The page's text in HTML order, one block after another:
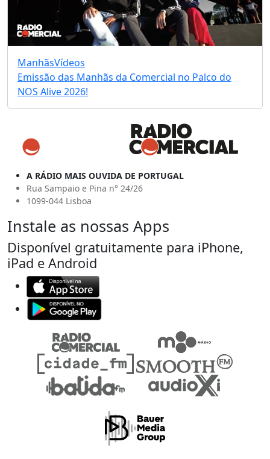
ManhãsVídeos
Emissão das Manhãs da Comercial no Palco do
NOS Alive 2026!
A RÁDIO MAIS OUVIDA DE PORTUGAL
Rua Sampaio e Pina n° 24/26
1099-044 Lisboa
Instale as nossas Apps
Disponível gratuitamente para iPhone,
iPad e Android